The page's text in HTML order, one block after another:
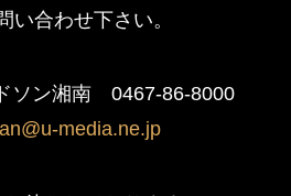
い合わせ下さい。
ソン湘南 0467-86-8000
media.ne.jp